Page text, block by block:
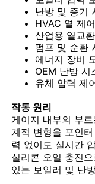
미니 압력 측정기
디지털 압력 게
유틸리티 압력
어두운 압력 게
압력 측정기 종류
난방 및 증기
HVAC 열 제
산업용 열교
펌프 및 순환
에너지 장비
OEM 난방 시
유체 압력 제
작동 원리
게이지 내부의 부
계적 변형을 포인
력 없이도 실시간
실리콘 오일 충진
있는 보일러 및 난